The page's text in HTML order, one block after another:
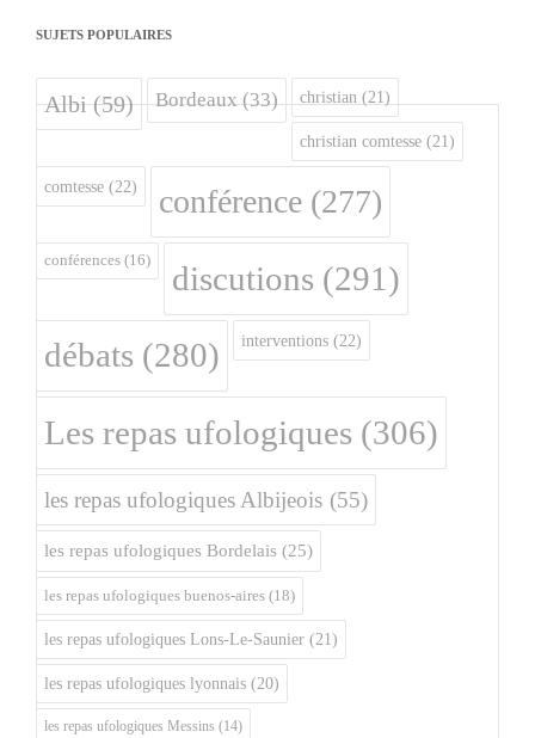
SUJETS POPULAIRES
Albi(59) Bordeaux(33) christian (21)
christian comtesse (21)
comtesse (22) conférence (277)
conférences (16) discutions (291)
débats (280) interventions (22)
Les repas ufologiques (306)
les repas ufologiques Albijeois (55)
les repas ufologiques Bordelais (25)
les repas ufologiques buenos-aires (18)
les repas ufologiques Lons-Le-Saunier (21)
les repas ufologiques lyonnais (20)
les repas ufologiques Messins (14)